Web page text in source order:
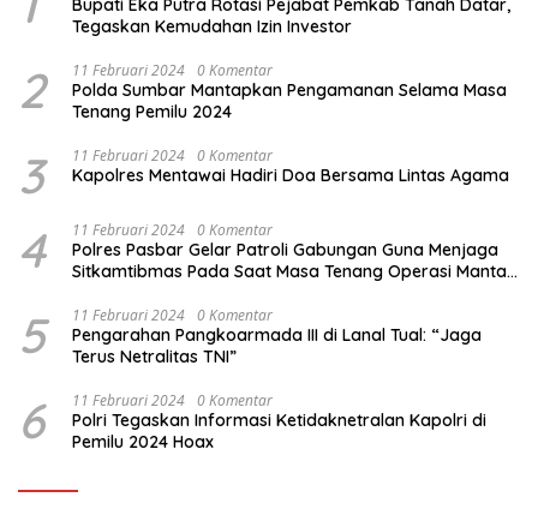
Bupati Eka Putra Rotasi Pejabat Pemkab Tanah Datar,
Tegaskan Kemudahan Izin Investor
2 11 Februari 2024 0 Komentar
Polda Sumbar Mantapkan Pengamanan Selama Masa
Tenang Pemilu 2024
3 11 Februari 2024 0 Komentar
Kapolres Mentawai Hadiri Doa Bersama Lintas Agama
4 11 Februari 2024 0 Komentar
Polres Pasbar Gelar Patroli Gabungan Guna Menjaga
Sitkamtibmas Pada Saat Masa Tenang Operasi Mantap
5 11 Februari 2024 0 Komentar
Pengarahan Pangkoarmada III di Lanal Tual: “Jaga
Terus Netralitas TNI”
6 11 Februari 2024 0 Komentar
Polri Tegaskan Informasi Ketidaknetralan Kapolri di
Pemilu 2024 Hoax